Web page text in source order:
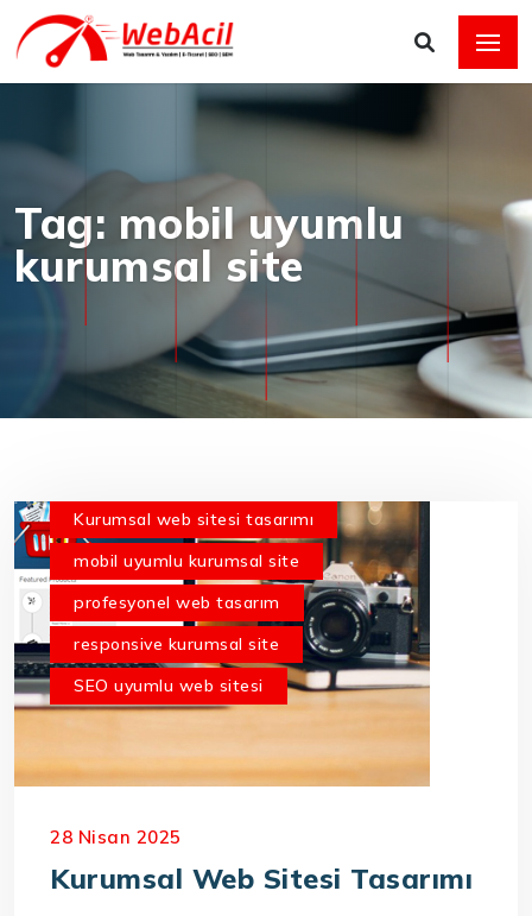
Tag: mobil uyumlu
kurumsal site
Kurumsal web sitesi tasarımı
mobil uyumlu kurumsal site
profesyonel web tasarım
responsive kurumsal site
SEO uyumlu web sitesi
28 Nisan 2025
Kurumsal Web Sitesi Tasarımı